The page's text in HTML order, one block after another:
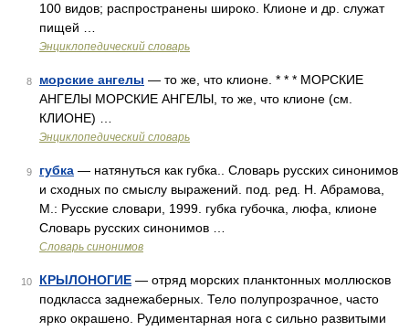
100 видов; распространены широко. Клионе и др. служат
пищей …
Энциклопедический словарь
8 морские ангелы — то же, что клионе. * * * МОРСКИЕ
АНГЕЛЫ МОРСКИЕ АНГЕЛЫ, то же, что клионе (см.
КЛИОНЕ) …
Энциклопедический словарь
9 губка — натянуться как губка.. Словарь русских синонимов
и сходных по смыслу выражений. под. ред. Н. Абрамова,
М.: Русские словари, 1999. губка губочка, люфа, клионе
Словарь русских синонимов …
Словарь синонимов
10 КРЫЛОНОГИЕ — отряд морских планктонных моллюсков
подкласса заднежаберных. Тело полупрозрачное, часто
ярко окрашено. Рудиментарная нога с сильно развитыми